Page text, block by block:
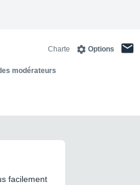
Options
Charte
modérateurs
facilement